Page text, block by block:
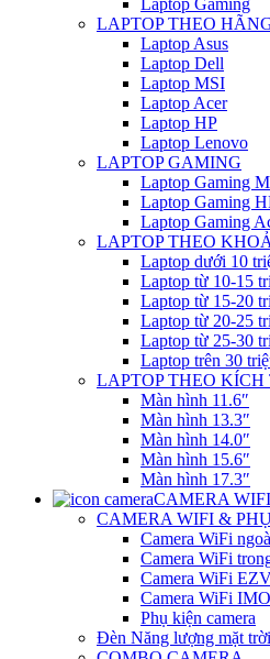
Laptop Gaming
LAPTOP THEO
Laptop Asus
Laptop Dell
Laptop MSI
Laptop Acer
Laptop HP
Laptop Lenovo
LAPTOP GAMING
Laptop Gaming
Laptop Gaming
Laptop Gaming
LAPTOP THEO
Laptop dưới 10
Laptop từ 10-15
Laptop từ 15-20
Laptop từ 20-25
Laptop từ 25-30
Laptop trên 30
LAPTOP THEO KÍCH
Màn hình 11.6″
Màn hình 13.3″
Màn hình 14.0″
Màn hình 15.6″
Màn hình 17.3″
CAMERA
CAMERA WIFI &
Camera WiFi
Camera WiFi
Camera WiFi
Camera WiFi
Phụ kiện camera
Đèn Năng lượng mặt trời